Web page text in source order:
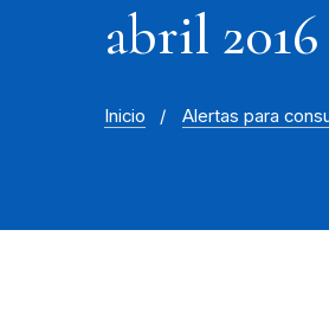
abril 2016
Inicio Alertas para